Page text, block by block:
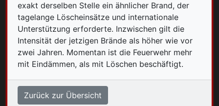
exakt derselben Stelle ein ähnlicher Brand, der
tagelange Löscheinsätze und internationale
Unterstützung erforderte. Inzwischen gilt die
Intensität der jetzigen Brände als höher wie vor
zwei Jahren. Momentan ist die Feuerwehr mehr
mit Eindämmen, als mit Löschen beschäftigt.
Zurück zur Übersicht